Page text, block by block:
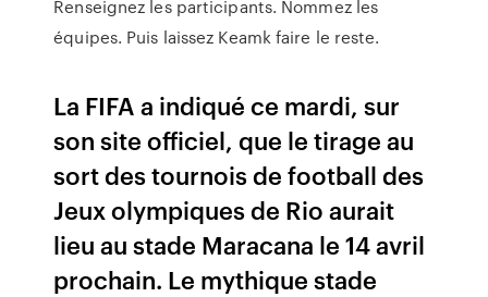
Renseignez les participants. Nommez les
équipes. Puis laissez Keamk faire le reste.
La FIFA a indiqué ce mardi, sur
son site officiel, que le tirage au
sort des tournois de football des
Jeux olympiques de Rio aurait
lieu au stade Maracana le 14 avril
prochain. Le mythique stade